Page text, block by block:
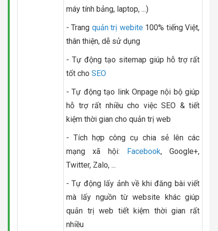
máy tính bảng, laptop, ...)
- Trang quản trị webite100% tiếng Việt,
thân thiện, dễ sử dụng
- Tự động tạo sitemap giúp hỗ trợ rất
tốt cho SEO
- Tự động tạo link Onpage nội bộ giúp
hỗ trợ rất nhiều cho việc SEO & tiết
kiệm thời gian cho quản trị web
- Tích hợp công cụ chia sẻ lên các
mạng xã hội: Facebook, Google+,
Twitter, Zalo, ...
- Tự động lấy ảnh về khi đăng bài viết
mà lấy nguồn từ website khác giúp
quản trị web tiết kiệm thời gian rất
nhiều